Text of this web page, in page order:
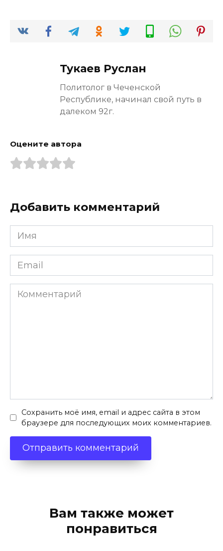
Тукаев Руслан
Политолог в Чеченской
Республике, начинал свой путь в
далеком 92г.
Оцените автора
Добавить комментарий
Имя
*
Email
*
Комментарий
Сохранить моё имя, email и адрес сайта в этом
браузере для последующих моих комментариев.
Вам также может
понравиться